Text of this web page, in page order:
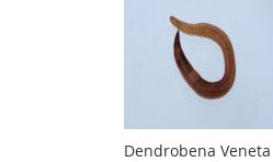
Dendrobena Veneta